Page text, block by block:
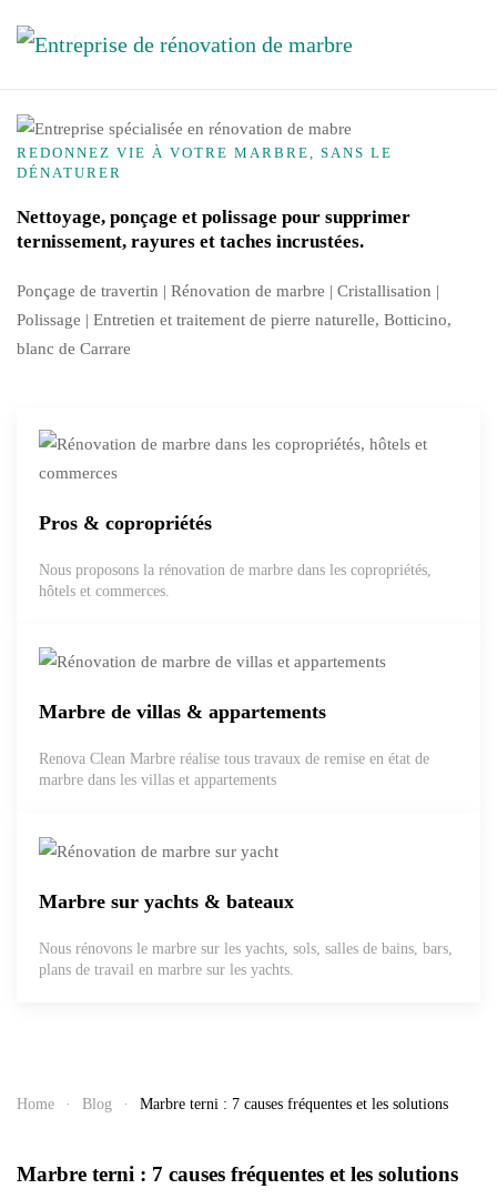
Skip to main content
REDONNEZ VIE À VOTRE MARBRE, SANS LE
DÉNATURER
Nettoyage, ponçage et polissage pour supprimer
ternissement, rayures et taches incrustées.
Ponçage de travertin | Rénovation de marbre | Cristallisation |
Polissage | Entretien et traitement de pierre naturelle, Botticino,
blanc de Carrare
Pros & copropriétés
Nous proposons la rénovation de marbre dans les copropriétés,
hôtels et commerces.
Marbre de villas & appartements
Renova Clean Marbre réalise tous travaux de remise en état de
marbre dans les villas et appartements
Marbre sur yachts & bateaux
Nous rénovons le marbre sur les yachts, sols, salles de bains, bars,
plans de travail en marbre sur les yachts.
Home Blog Marbre terni : 7 causes fréquentes et les solutions
Marbre terni : 7 causes fréquentes et les solutions